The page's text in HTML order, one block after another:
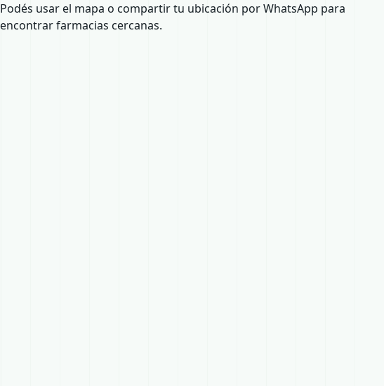
Podés usar el mapa o compartir tu ubicación por WhatsApp para
encontrar farmacias cercanas.